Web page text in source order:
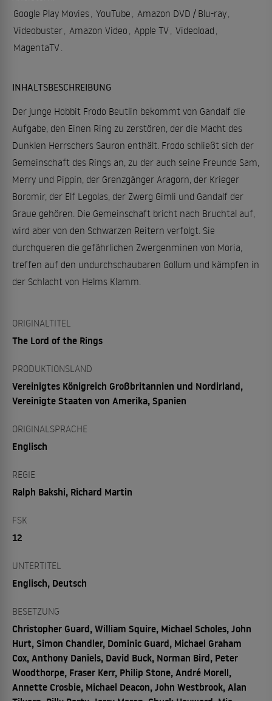
Google Play Movies, YouTube , Amazon DVD / Blu-ray,
Videobuster, Amazon Video , Apple TV, Videoload ,
MagentaTV.
INHALTSBESCHREIBUNG
Der junge Hobbit Frodo Beutlin bekommt von Gandalf die
Aufgabe, den Einen Ring zu zerstören, der die Macht des
Dunklen Herrschers Sauron enthält. Frodo schließt sich der
Gemeinschaft des Rings an, zu der auch seine Freunde Sam,
Merry und Pippin, der Grenzgänger Aragorn, der Krieger
Boromir, der Elf Legolas, der Zwerg Gimli und Gandalf der
Graue gehören. Die Gemeinschaft bricht nach Bruchtal auf,
wird aber von den Schwarzen Reitern verfolgt. Sie
durchqueren die gefährlichen Zwergenminen von Moria,
treffen auf den undurchschaubaren Gollum und kämpfen in
der Schlacht von Helms Klamm.
ORIGINALTITEL
The Lord of the Rings
PRODUKTIONSLAND
Vereinigtes Königreich Großbritannien und Nordirland,
Vereinigte Staaten von Amerika, Spanien
ORIGINALSPRACHE
Englisch
REGIE
Ralph Bakshi, Richard Martin
FSK
12
UNTERTITEL
Englisch, Deutsch
BESETZUNG
Christopher Guard, William Squire, Michael Scholes, John
Hurt, Simon Chandler, Dominic Guard, Michael Graham
Cox, Anthony Daniels, David Buck, Norman Bird, Peter
Woodthorpe, Fraser Kerr, Philip Stone, André Morell,
Annette Crosbie, Michael Deacon, John Westbrook, Alan